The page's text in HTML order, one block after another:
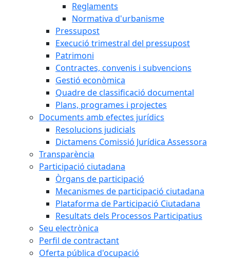
Reglaments
Normativa d'urbanisme
Pressupost
Execució trimestral del pressupost
Patrimoni
Contractes, convenis i subvencions
Gestió econòmica
Quadre de classificació documental
Plans, programes i projectes
Documents amb efectes jurídics
Resolucions judicials
Dictamens Comissió Jurídica Assessora
Transparència
Participació ciutadana
Òrgans de participació
Mecanismes de participació ciutadana
Plataforma de Participació Ciutadana
Resultats dels Processos Participatius
Seu electrònica
Perfil de contractant
Oferta pública d'ocupació